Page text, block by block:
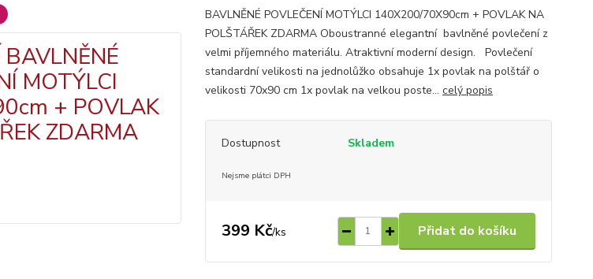
BAVLNĚNÉ POVLEČENÍ MOTÝLCI 140X200/70X90cm + POVLAK NA
POLŠTÁŘEK ZDARMA Oboustranné elegantní bavlněné povlečení z
velmi příjemného materiálu. Atraktivní moderní design. Povlečení
standardní velikosti na jednolůžko obsahuje 1x povlak na polštář o
velikosti 70x90 cm 1x povlak na velkou poste... celý popis
Dostupnost Skladem
Nejsme plátci DPH
399 Kč/ks Přidat do košíku